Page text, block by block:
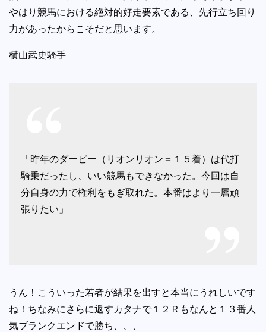
やはり競馬における絶対的好走要素である、先行立ち回り
力があったからこそだと思います。
横山武史騎手
「昨年のダービー（リオンリオン＝１５着）は代打
騎乗だったし、いい競馬もできなかった。今回は自
分自身の力で権利をもぎ取れた。本番はより一層頑
張りたい」
うん！こういった若者が結果を出すと本当にうれしいです
ね！ちなみにさらに返すカタナで１２Ｒもなんと１３番人
気ブランクエンドで勝ち、、、